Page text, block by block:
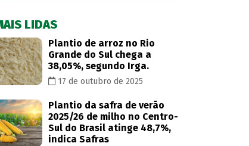
LIDAS
Plantio de arroz no Rio
Grande do Sul chega a
38,05%, segundo Irga.
17 de outubro de 2025
Plantio da safra de verão
2025/26 de milho no Centro-
Sul do Brasil atinge 48,7%,
indica Safras